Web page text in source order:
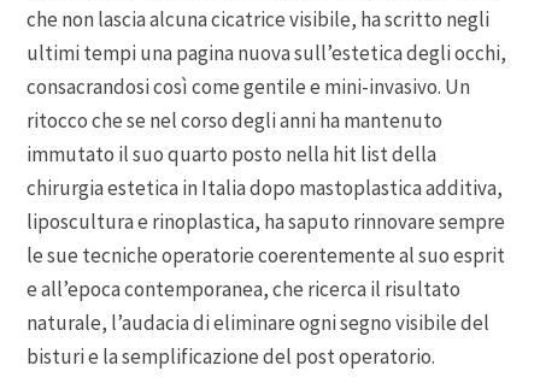
che non lascia alcuna cicatrice visibile, ha scritto negli
ultimi tempi una pagina nuova sull’estetica degli occhi,
consacrandosi così come gentile e mini-invasivo. Un
ritocco che se nel corso degli anni ha mantenuto
immutato il suo quarto posto nella hit list della
chirurgia estetica in Italia dopo mastoplastica additiva,
liposcultura e rinoplastica, ha saputo rinnovare sempre
le sue tecniche operatorie coerentemente al suo esprit
e all’epoca contemporanea, che ricerca il risultato
naturale, l’audacia di eliminare ogni segno visibile del
bisturi e la semplificazione del post operatorio.